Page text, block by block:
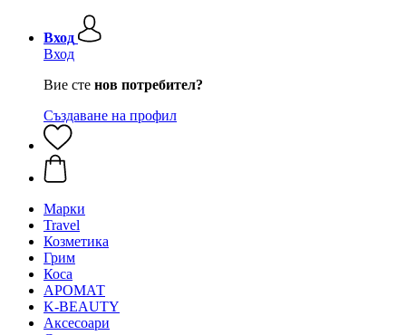
Вход
Вход
Вие сте нов потребител?
Създаване на профил
Mарки
Travel
Козметика
Грим
Коса
АРОМАТ
K-BEAUTY
Аксесоари